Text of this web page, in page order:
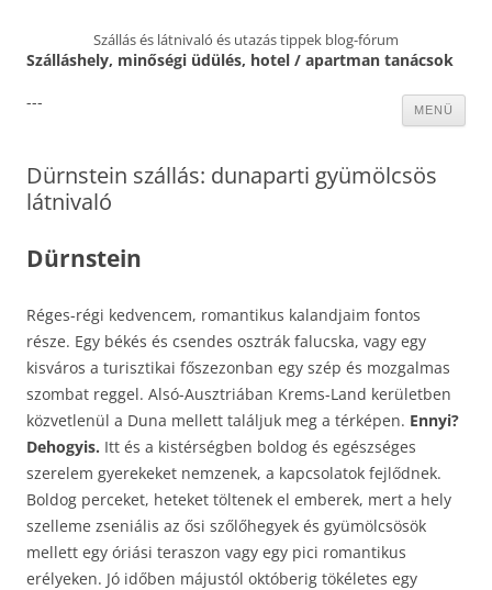
Szállás és látnivaló és utazás tippek blog-fórum
Szálláshely, minőségi üdülés, hotel / apartman tanácsok
MENÜ
---
Dürnstein szállás: dunaparti gyümölcsös
látnivaló
Dürnstein
Réges-régi kedvencem, romantikus kalandjaim fontos
része. Egy békés és csendes osztrák falucska, vagy egy
kisváros a turisztikai főszezonban egy szép és mozgalmas
szombat reggel. Alsó-Ausztriában Krems-Land kerületben
közvetlenül a Duna mellett találjuk meg a térképen. Ennyi?
Dehogyis. Itt és a kistérségben boldog és egészséges
szerelem gyerekeket nemzenek, a kapcsolatok fejlődnek.
Boldog perceket, heteket töltenek el emberek, mert a hely
szelleme zseniális az ősi szőlőhegyek és gyümölcsösök
mellett egy óriási teraszon vagy egy pici romantikus
erélyeken. Jó időben májustól októberig tökéletes egy